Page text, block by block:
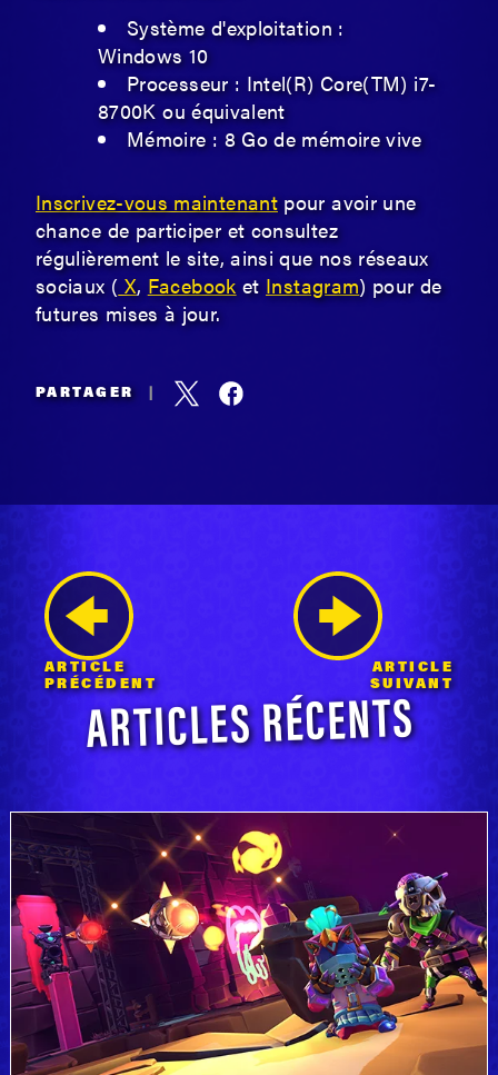
Système d'exploitation :
Windows 10
Processeur : Intel(R) Core(TM) i7-
8700K ou équivalent
Mémoire : 8 Go de mémoire vive
Inscrivez-vous maintenantpour avoir une
chance de participer et consultez
régulièrement le site, ainsi que nos réseaux
sociaux ( X, Facebooket Instagram) pour de
futures mises à jour.
PARTAGER
ARTICLE
PRÉCÉDENT
ARTICLE
SUIVANT
ARTICLES RÉCENTS